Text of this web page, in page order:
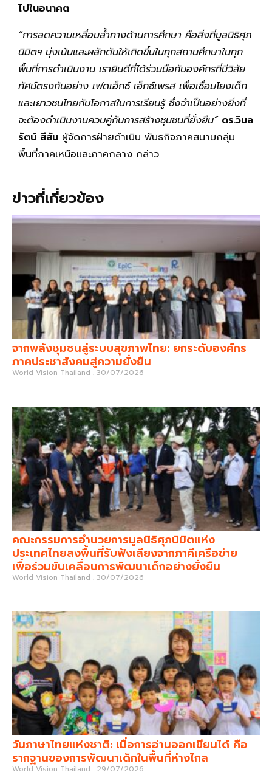
ไปในอนาคต
“การลดความเหลื่อมล้ำทางด้านการศึกษา คือสิ่งที่มูลนิธิศุภ
นิมิตฯ มุ่งเน้นและผลักดันให้เกิดขึ้นในทุกสถานศึกษาในทุก
พื้นที่การดำเนินงาน เรายินดีที่ได้ร่วมมือกับองค์กรที่มีวิสัย
ทัศน์ตรงกันอย่าง เฟดเอ็กซ์ เอ็กซ์เพรส เพื่อเชื่อมโยงเด็ก
และเยาวชนไทยกับโอกาสในการเรียนรู้ ซึ่งจำเป็นอย่างยิ่งที่
จะต้องดำเนินงานควบคู่กับการสร้างชุมชนที่ยั่งยืน” ดร.วิมล
รัตน์ สีสัน ผู้จัดการฝ่ายดำเนิน พันธกิจภาคสนามกลุ่ม
พื้นที่ภาคเหนือและภาคกลาง กล่าว
ข่าวที่เกี่ยวข้อง
จากพลังชุมชนสู่ระบบสุขภาพไทย: ยกระดับองค์กร
ภาคประชาสังคมสู่ความยั่งยืน
World Vision Thailand 30/07/2026
คณะกรรมการอำนวยการมูลนิธิศุภนิมิตแห่ง
ประเทศไทยลงพื้นที่รับฟังเสียงจากภาคีเครือข่าย
เพื่อร่วมขับเคลื่อนการพัฒนาเด็กอย่างยั่งยืน
World Vision Thailand 30/07/2026
วันภาษาไทยแห่งชาติ: เมื่อการอ่านออกเขียนได้ คือ
รากฐานของการพัฒนาเด็กในพื้นที่ห่างไกล
World Vision Thailand 29/07/2026